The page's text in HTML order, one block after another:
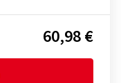
60,98 €